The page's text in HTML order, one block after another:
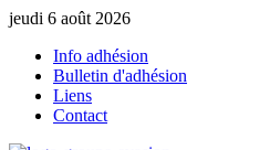
jeudi 6 août 2026
Info adhésion
Bulletin d'adhésion
Liens
Contact